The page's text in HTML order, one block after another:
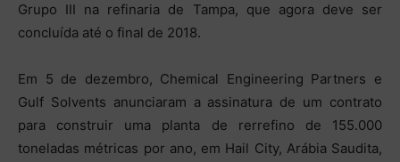
Grupo III na refinaria de Tampa, que agora deve ser
concluída até o final de 2018.
Em 5 de dezembro, Chemical Engineering Partners e
Gulf Solvents anunciaram a assinatura de um contrato
para construir uma planta de rerrefino de 155.000
toneladas métricas por ano, em Hail City, Arábia Saudita,